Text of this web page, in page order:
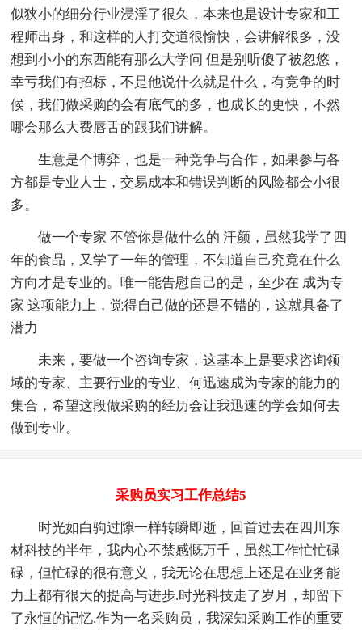
似狭小的细分行业浸淫了很久，本来也是设计专家和工
程师出身，和这样的人打交道很愉快，会讲解很多，没
想到小小的东西能有那么大学问 但是别听傻了被忽悠，
幸亏我们有招标，不是他说什么就是什么，有竞争的时
候，我们做采购的会有底气的多，也成长的更快，不然
哪会那么大费唇舌的跟我们讲解。
生意是个博弈，也是一种竞争与合作，如果参与各
方都是专业人士，交易成本和错误判断的风险都会小很
多。
做一个专家 不管你是做什么的 汗颜，虽然我学了四
年的食品，又学了一年的管理，不知道自己究竟在什么
方向才是专业的。唯一能告慰自己的是，至少在 成为专
家 这项能力上，觉得自己做的还是不错的，这就具备了
潜力
未来，要做一个咨询专家，这基本上是要求咨询领
域的专家、主要行业的专业、何迅速成为专家的能力的
集合，希望这段做采购的经历会让我迅速的学会如何去
做到专业。
采购员实习工作总结5
时光如白驹过隙一样转瞬即逝，回首过去在四川东
材科技的半年，我内心不禁感慨万千，虽然工作忙忙碌
碌，但忙碌的很有意义，我无论在思想上还是在业务能
力上都有很大的提高与进步.时光科技走了岁月，却留下
了永恒的记忆.作为一名采购员，我深知采购工作的重要